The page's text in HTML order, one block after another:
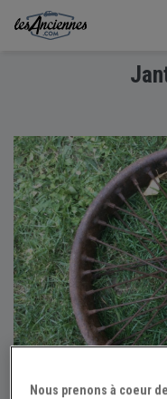
Nous prenons à coeur